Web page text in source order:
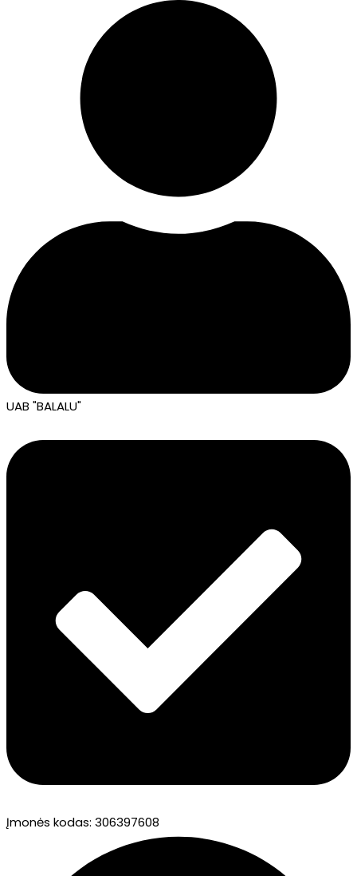
UAB "BALALU"
Įmonės kodas: 306397608